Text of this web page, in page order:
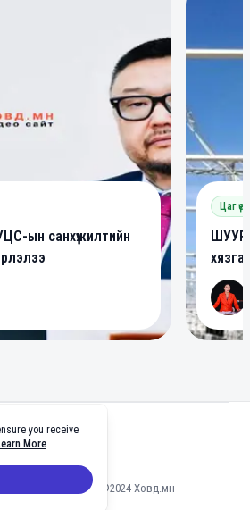
ын санхүүжилтийн
Цаг
A
хориглоно ©2024 Ховд.мн
you receive
More